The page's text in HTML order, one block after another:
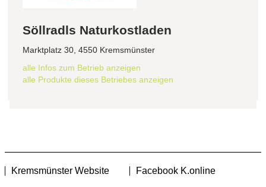
Söllradls Naturkostladen
Marktplatz 30, 4550 Kremsmünster
alle Infos zum Betrieb anzeigen
alle Produkte dieses Betriebes anzeigen
Kremsmünster Website Facebook K.online